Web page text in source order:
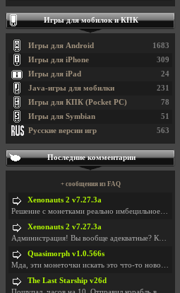
Игры для мобилок и КПК
1683
Игры для Android
309
Игры для iPhone
24
Игры для iPad
231
Java-игры для мобилки
78
Игры для КПК (Pocket PC)
51
Игры для Symbian
563
Русские версии игр
Последние комментарии
+ сообщения из FAQ
Xenonauts 2 v7.27.3a
Решение с монетками реально имбецильное. Как сдела
Xenonauts 2 v7.27.3a
Администрация! Вы вообще адекватные? Какие монетки
Quasimorph v1.0.566s
Мда, эти монеточки искать это что-то новое в сфере
The Last Starship v26d